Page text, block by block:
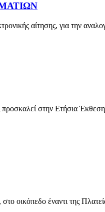
αίτησης, για την
στην Ετήσια Έκθεση
οικόπεδο έναντι της